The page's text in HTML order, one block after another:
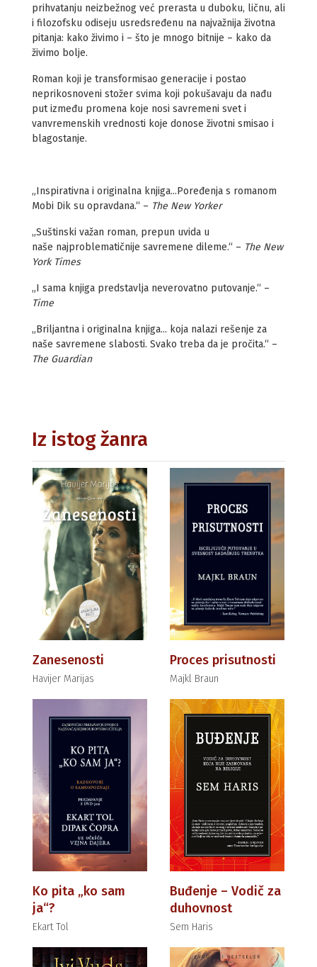
prihvatanju neizbežnog već prerasta u duboku, ličnu, ali
i filozofsku odiseju usredsređenu na najvažnija životna
pitanja: kako živimo i – što je mnogo bitnije – kako da
živimo bolje.
Roman koji je transformisao generacije i postao
neprikosnoveni stožer svima koji pokušavaju da nađu
put između promena koje nosi savremeni svet i
vanvremenskih vrednosti koje donose životni smisao i
blagostanje.
„Inspirativna i originalna knjiga...Poređenja s romanom
Mobi Dik su opravdana.“ – The New Yorker
„Suštinski važan roman, prepun uvida u
naše najproblematičnije savremene dileme.“ – The New
York Times
„I sama knjiga predstavlja neverovatno putovanje.“ –
Time
„Briljantna i originalna knjiga... koja nalazi rešenje za
naše savremene slabosti. Svako treba da je pročita.“ –
The Guardian
Iz istog žanra
Zanesenosti
Havijer Marijas
Proces prisutnosti
Majkl Braun
Ko pita „ko sam
ja“?
Ekart Tol
Buđenje – Vodič za
duhovnost
Sem Haris